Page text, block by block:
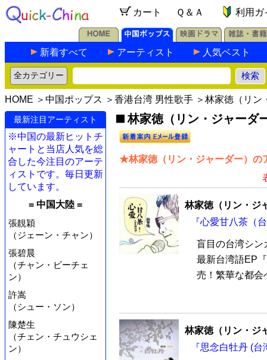
カート Ｑ＆Ａ 利用ガ
新着すべて アーティスト 人気ベスト
HOME ＞ 中国ポップス ＞ 香港台湾 男性歌手 ＞林家徳（リン
最新注目アーティスト
※中国の最新ヒットチ
ャートと当店人気を総
合した今注目のアーテ
ィストです。毎日更新
しています。
= 中国大陸 =
張靚穎
（ジェーン・チャン）
張碧晨
（チャン・ビーチェ
ン）
許嵩
（シュー・ソン）
陳楚生
（チェン・チュウシェ
ン）
林家徳（リン・ジャーダ
★林家徳（リン・ジャーダー）の
林家徳（リン・ジ
『心愛甘八茶（
盲目の台湾シン
最新台湾語EP
売！繁華な都会
林家徳（リン・ジ
『思念白牡丹 (